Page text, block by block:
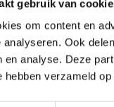
gebruik van
om content en
Ook
en analyse. Deze
hebben verzameld